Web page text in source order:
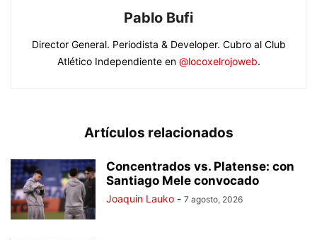
Pablo Bufi
Director General. Periodista & Developer. Cubro al Club
Atlético Independiente en @locoxelrojoweb.
Artículos relacionados
Concentrados vs. Platense: con
Santiago Mele convocado
Joaquin Lauko - 7 agosto, 2026